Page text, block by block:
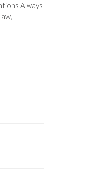
Always